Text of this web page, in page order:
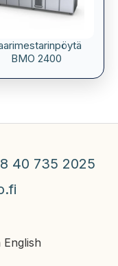
BMO 2400
40 735 2025